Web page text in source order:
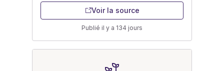
Voir la source
Publié il y a 134 jours